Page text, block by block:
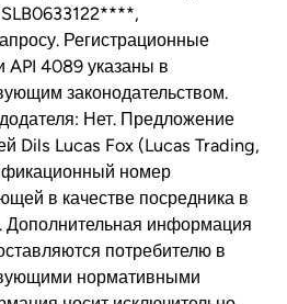
Регистрационные
API 4089 указаны в
законодательством.
Нет. Предложение
Dils Lucas Fox (Lucas Trading,
номер
в качестве посредника в
информация
потребителю в
нормативными